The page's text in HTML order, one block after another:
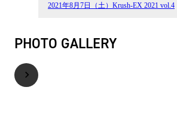
2021年8月7日（土）Krush-EX 2021 vol.4
PHOTO GALLERY